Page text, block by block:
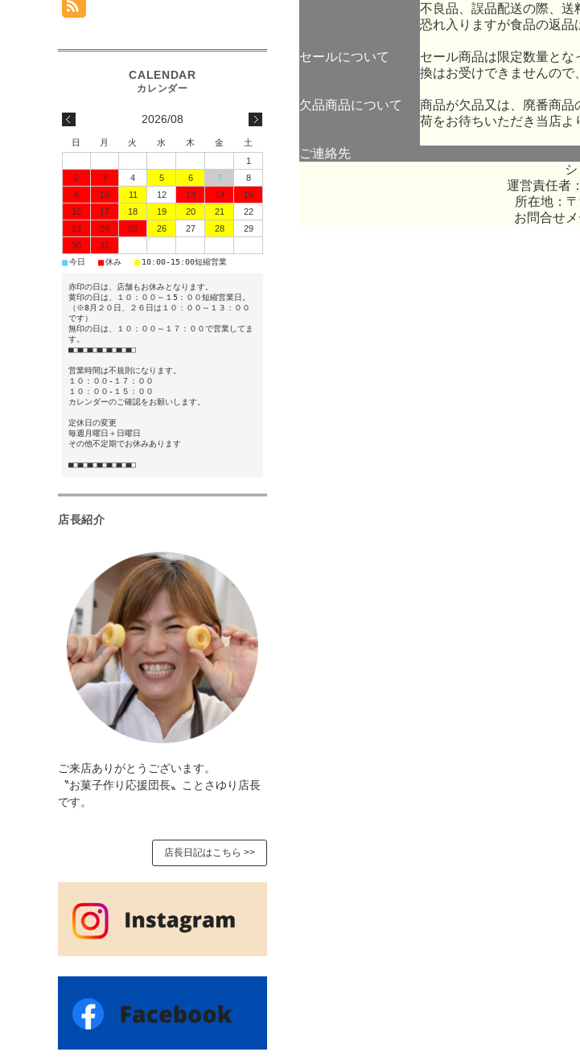
不良品、誤品配送の際、送
恐れ入りますが食品の返品
セールについて
セール商品は限定数量と
換はお受けできませんので
欠品商品について
商品が欠品又は、廃番商品
荷をお待ちいただき当店よ
ご連絡先
運営責任
所在地：
お問合せメ
2026/08
日 月 火 水 木 金
土
1
2
3 4 5 6 7
8
9
10 11 12 13 14
15
16
17 18 19 20 21
22
23
24 25 26 27 28
29
30
31
■今日 ■休み ■ 10:00-15:00短縮営業
赤印の日は、店舗もお休みとなります。
黄印の日は、１０：００～１5：００短縮営業日。
（※8月２０日、２６日は１０：００～１３：００
です）
無印の日は、１０：００～１７：００で営業してま
す。
■□■□■□■□■□■□■□
営業時間は不規則になります。
１０：００-１７：００
１０：００-１５：００
カレンダーのご確認をお願いします。
定休日の変更
毎週月曜日＋日曜日
その他不定期でお休みあります
■□■□■□■□■□■□■□
店長紹介
ご来店ありがとうございます。
〝お菓子作り応援団長〟ことさゆり店長
です。
店長日記はこちら >>